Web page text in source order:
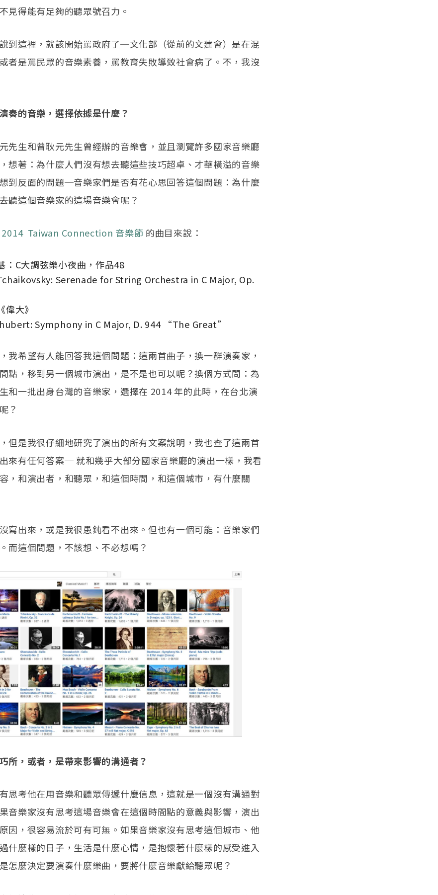
見得能有足夠的聽眾號召力。
到這裡，就該開始罵政府了─文化部（從前的文建會）是在混
者是罵民眾的音樂素養，罵教育失敗導致社會病了。不，我沒
奏的音樂，選擇依據是什麼？
先生和曾耿元先生曾經辦的音樂會，並且瀏覽許多國家音樂廳
想著：為什麼人們沒有想去聽這些技巧超卓、才華橫溢的音樂
到反面的問題─音樂家們是否有花心思回答這個問題：為什麼
聽這個音樂家的這場音樂會呢？
2014 Taiwan Connection 音樂節 的曲目來說：
：C大調弦樂小夜曲，作品48
Serenade for String Orchestra in C Major, Op.
偉大》
Symphony in C Major, D. 944 “The Great”
我希望有人能回答我這個問題：這兩首曲子，換一群演奏家，
點，移到另一個城市演出，是不是也可以呢？換個方式問：為
和一批出身台灣的音樂家，選擇在 2014 年的此時，在台北演
？
但是我很仔細地研究了演出的所有文案說明，我也查了這兩首
來有任何答案─ 就和幾乎大部分國家音樂廳的演出一樣，我看
，和演出者，和聽眾，和這個時間，和這個城市，有什麼關
寫出來，或是我很愚鈍看不出來。但也有一個可能：音樂家們
而這個問題，不該想、不必想嗎？
所，或者，是帶來影響的溝通者？
思考他在用音樂和聽眾傳遞什麼信息，這就是一個沒有溝通對
音樂家沒有思考這場音樂會在這個時間點的意義與影響，演出
因，很容易流於可有可無。如果音樂家沒有思考這個城市、他
什麼樣的日子，生活是什麼心情，是抱懷著什麼樣的感受進入
怎麼決定要演奏什麼樂曲，要將什麼音樂獻給聽眾呢？